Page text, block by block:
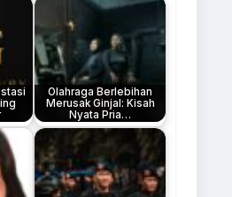
Olahraga Berlebihan
Merusak Ginjal: Kisah
Nyata Pria…
OLAH RAGA
Dunia 2026: 20 Tim Lolos
32 Besar, Siapa Saja?
admin Juni 28, 2026
Piala Dunia 2026 terus
tontonan sepak bola
mengagumkan. Hingga pekan
Juni 2026, sebanyak 20 tim
dari total…